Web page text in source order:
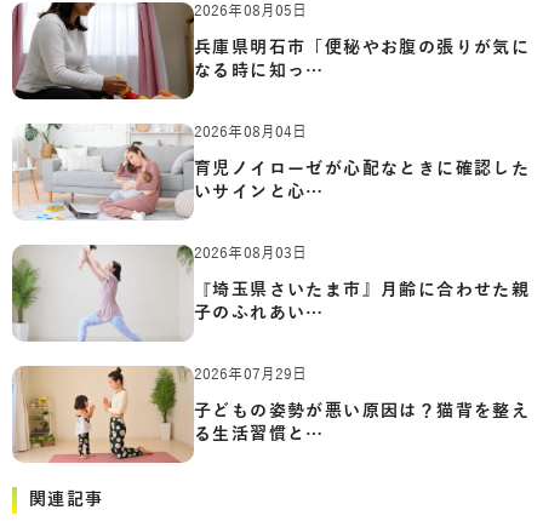
2026年08月05日
兵庫県明石市「便秘やお腹の張りが気に
なる時に知っ…
2026年08月04日
育児ノイローゼが心配なときに確認した
いサインと心…
2026年08月03日
『埼玉県さいたま市』月齢に合わせた親
子のふれあい…
2026年07月29日
子どもの姿勢が悪い原因は？猫背を整え
る生活習慣と…
関連記事